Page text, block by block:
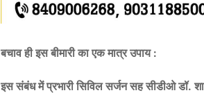
बचाव ही इस बीमारी का एक मात्र उपाय :
इस संबंध में प्रभारी सिविल सर्जन सह सीडीओ डॉ.